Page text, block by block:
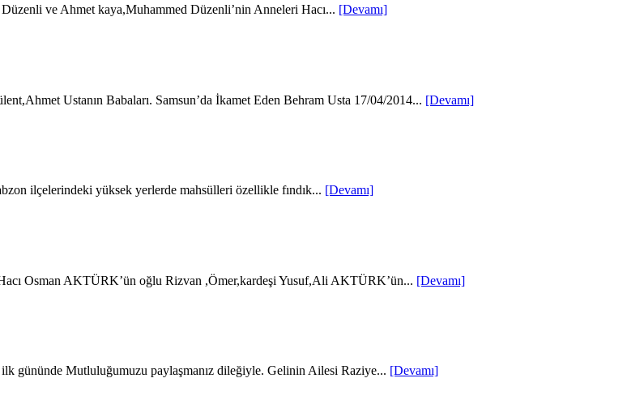
ve Ahmet kaya,Muhammed Düzenli’nin Anneleri Hacı... [Devamı]
Ustanın Babaları. Samsun’da İkamet Eden Behram Usta 17/04/2014... [Devamı]
ilçelerindeki yüksek yerlerde mahsülleri özellikle fındık... [Devamı]
Osman AKTÜRK’ün oğlu Rizvan ,Ömer,kardeşi Yusuf,Ali AKTÜRK’ün... [Devamı]
gününde Mutluluğumuzu paylaşmanız dileğiyle. Gelinin Ailesi Raziye... [Devamı]